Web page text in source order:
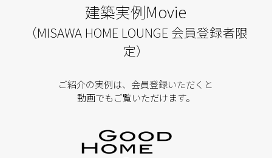
建築実例Movie
（MISAWA HOME LOUNGE 会員登録者限
定）
ご紹介の実例は、会員登録いただくと
動画でもご覧いただけます。